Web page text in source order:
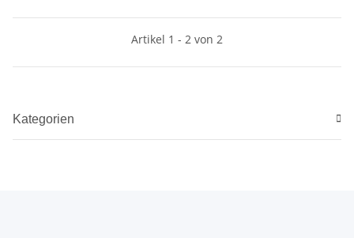
Artikel 1 - 2 von 2
Kategorien